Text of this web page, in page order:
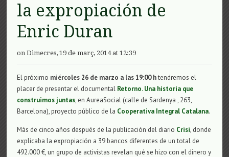
la expropiación de
Enric Duran
on Dimecres, 19 de març, 2014 at 12:39
El próximo miércoles 26 de marzo a las 19:00 htendremos el
placer de presentar el documental Retorno. Una historia que
construimos juntas, en AureaSocial (calle de Sardenya , 263,
Barcelona), proyecto público de la Cooperativa Integral Catalana.
Más de cinco años después de la publicación del diario Crisi, donde
explicaba la expropiación a 39 bancos diferentes de un total de
492.000 €, un grupo de activistas revelan qué se hizo con el dinero y